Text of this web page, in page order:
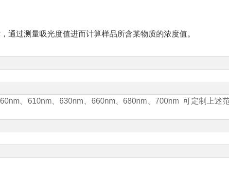
通过测量吸光度值进而计算样品所含某物质的浓度值。
610nm、630nm 660nm、680nm 700nm 可定制上述